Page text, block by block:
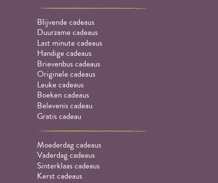
Blijvende cadeaus
Duurzame cadeaus
Last minute cadeaus
Handige cadeaus
Brievenbus cadeaus
Originele cadeaus
Leuke cadeaus
Boeken cadeaus
Belevenis cadeau
Gratis cadeau
Moederdag cadeaus
Vaderdag cadeaus
Sinterklaas cadeaus
Kerst cadeaus